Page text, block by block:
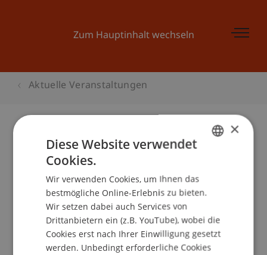
Zum Hauptinhalt wechseln
Aktuelle Veranstaltungen
Kinder-Uni Liechtenstein 2006:
«HAND AUFS HERZ! Weisst du, was
es alles so mit dem Herzen auf
sich hat?»
×
Diese Website verwendet
Cookies.
Wir verwenden Cookies, um Ihnen das
bestmögliche Online-Erlebnis zu bieten.
Wir setzen dabei auch Services von
Drittanbietern ein (z.B. YouTube), wobei die
Cookies erst nach Ihrer Einwilligung gesetzt
werden. Unbedingt erforderliche Cookies